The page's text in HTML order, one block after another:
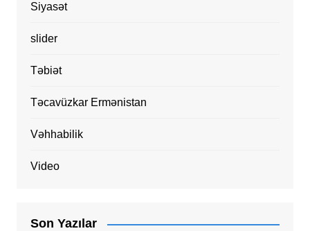
Siyasət
slider
Təbiət
Təcavüzkar Ermənistan
Vəhhabilik
Video
Son Yazılar